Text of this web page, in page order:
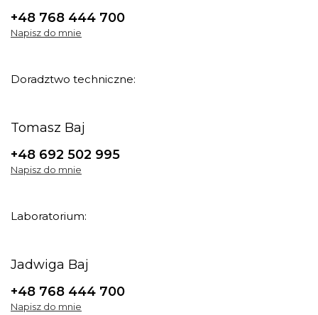
+48 768 444 700
Napisz do mnie
Doradztwo techniczne:
Tomasz Baj
+48 692 502 995
Napisz do mnie
Laboratorium:
Jadwiga Baj
+48 768 444 700
Napisz do mnie